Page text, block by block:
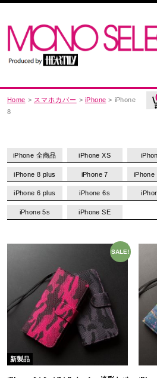
Home > スマホカバー > iPhone > iPhone
8
iPhone 全商品 iPhone XS
iPhone 8 plus iPhone 7 iPhone
iPhone 6 plus iPhone 6s
iPhone 5s iPhone SE
SALE!
新製品